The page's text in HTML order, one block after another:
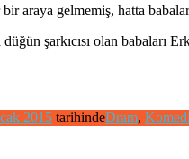
araya gelmemiş, hatta
şarkıcısı olan babaları
2015 tarihindeDram, Komedi